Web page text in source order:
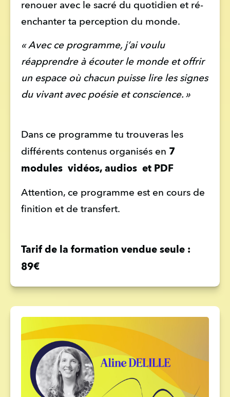
renouer avec le sacré du quotidien et ré-
enchanter ta perception du monde.
« Avec ce programme, j’ai voulu
réapprendre à écouter le monde et offrir
un espace où chacun puisse lire les signes
du vivant avec poésie et conscience. »
Dans ce programme tu trouveras les
différents contenus organisés en 7
modules  vidéos, audios  et PDF
Attention, ce programme est en cours de
finition et de transfert.
Tarif de la formation vendue seule :
89€